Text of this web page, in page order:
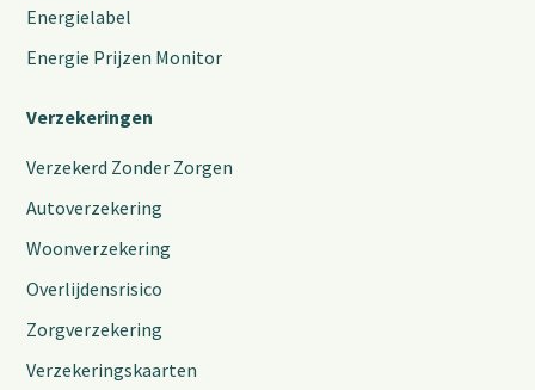
Energielabel
Energie Prijzen Monitor
Verzekeringen
Verzekerd Zonder Zorgen
Autoverzekering
Woonverzekering
Overlijdensrisico
Zorgverzekering
Verzekeringskaarten